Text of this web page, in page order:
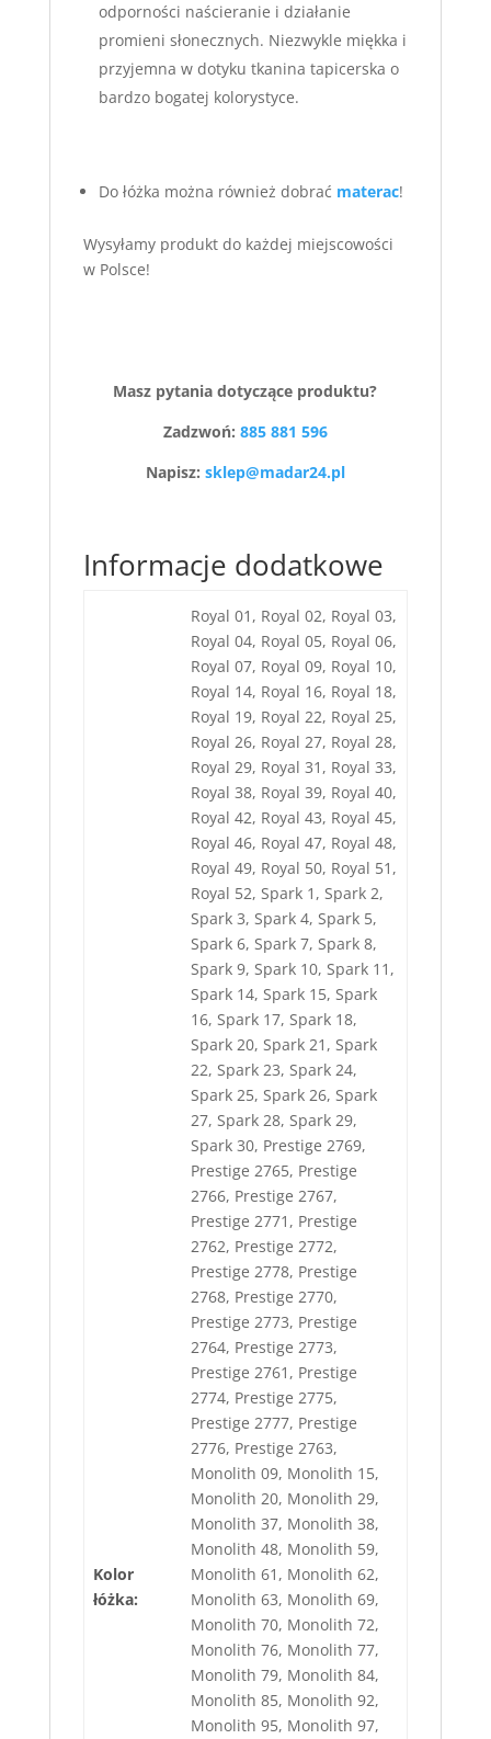
odporności naścieranie i działanie
promieni słonecznych. Niezwykle miękka i
przyjemna w dotyku tkanina tapicerska o
bardzo bogatej kolorystyce.
Do łóżka można również dobrać materac!
Wysyłamy produkt do każdej miejscowości
w Polsce!
Masz pytania dotyczące produktu?
Zadzwoń: 885 881 596
Napisz: sklep@madar24.pl
Informacje dodatkowe
Kolor
łóżka:
Royal 01, Royal 02, Royal 03,
Royal 04, Royal 05, Royal 06,
Royal 07, Royal 09, Royal 10,
Royal 14, Royal 16, Royal 18,
Royal 19, Royal 22, Royal 25,
Royal 26, Royal 27, Royal 28,
Royal 29, Royal 31, Royal 33,
Royal 38, Royal 39, Royal 40,
Royal 42, Royal 43, Royal 45,
Royal 46, Royal 47, Royal 48,
Royal 49, Royal 50, Royal 51,
Royal 52, Spark 1, Spark 2,
Spark 3, Spark 4, Spark 5,
Spark 6, Spark 7, Spark 8,
Spark 9, Spark 10, Spark 11,
Spark 14, Spark 15, Spark
16, Spark 17, Spark 18,
Spark 20, Spark 21, Spark
22, Spark 23, Spark 24,
Spark 25, Spark 26, Spark
27, Spark 28, Spark 29,
Spark 30, Prestige 2769,
Prestige 2765, Prestige
2766, Prestige 2767,
Prestige 2771, Prestige
2762, Prestige 2772,
Prestige 2778, Prestige
2768, Prestige 2770,
Prestige 2773, Prestige
2764, Prestige 2773,
Prestige 2761, Prestige
2774, Prestige 2775,
Prestige 2777, Prestige
2776, Prestige 2763,
Monolith 09, Monolith 15,
Monolith 20, Monolith 29,
Monolith 37, Monolith 38,
Monolith 48, Monolith 59,
Monolith 61, Monolith 62,
Monolith 63, Monolith 69,
Monolith 70, Monolith 72,
Monolith 76, Monolith 77,
Monolith 79, Monolith 84,
Monolith 85, Monolith 92,
Monolith 95, Monolith 97,